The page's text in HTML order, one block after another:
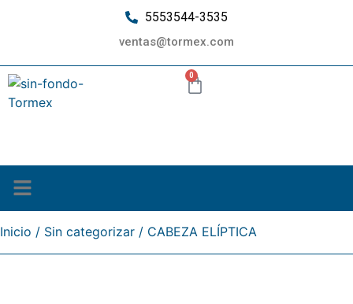
5553544-3535
ventas@tormex.com
0
Inicio / Sin categorizar / CABEZA ELÍPTICA